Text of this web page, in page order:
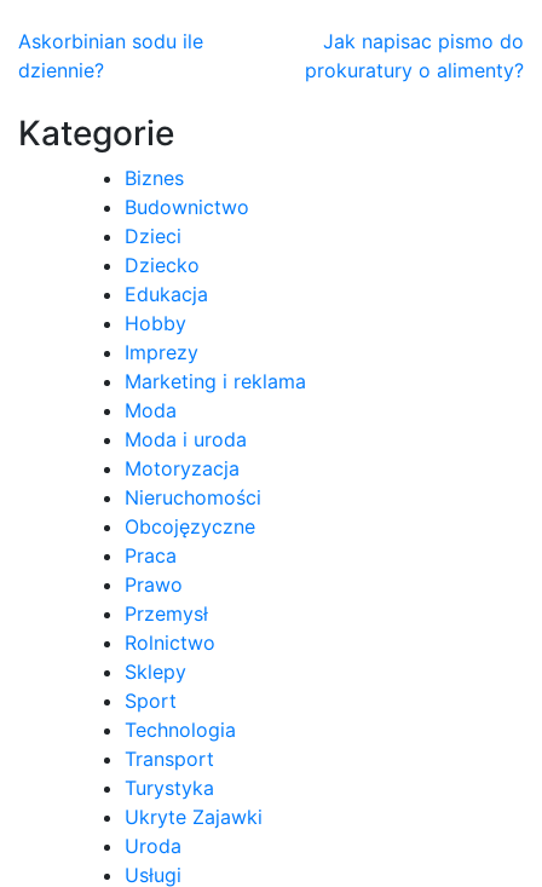
Nawigacja
wpisu
Askorbinian sodu ile
dziennie?
Jak napisac pismo do
prokuratury o alimenty?
Kategorie
Biznes
Budownictwo
Dzieci
Dziecko
Edukacja
Hobby
Imprezy
Marketing i reklama
Moda
Moda i uroda
Motoryzacja
Nieruchomości
Obcojęzyczne
Praca
Prawo
Przemysł
Rolnictwo
Sklepy
Sport
Technologia
Transport
Turystyka
Ukryte Zajawki
Uroda
Usługi